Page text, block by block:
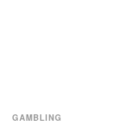
GAMBLING